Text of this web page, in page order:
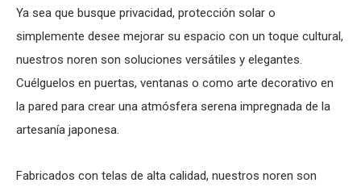
Ya sea que busque privacidad, protección solar o
simplemente desee mejorar su espacio con un toque cultural,
nuestros noren son soluciones versátiles y elegantes.
Cuélguelos en puertas, ventanas o como arte decorativo en
la pared para crear una atmósfera serena impregnada de la
artesanía japonesa.
Fabricados con telas de alta calidad, nuestros noren son